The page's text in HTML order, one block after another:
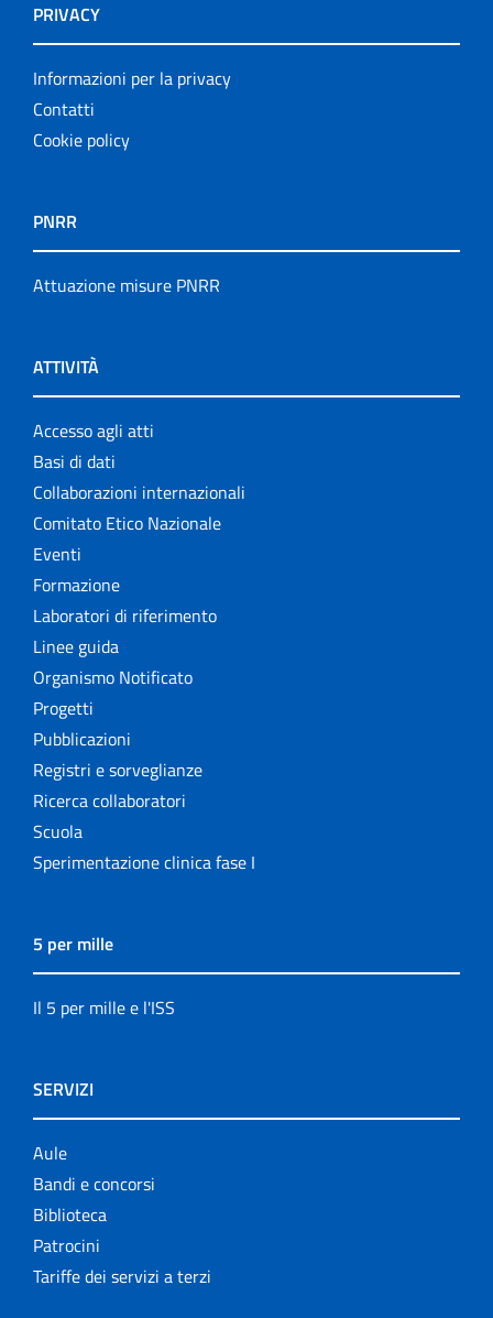
PRIVACY
Informazioni per la privacy
Contatti
Cookie policy
PNRR
Attuazione misure PNRR
ATTIVITÀ
Accesso agli atti
Basi di dati
Collaborazioni internazionali
Comitato Etico Nazionale
Eventi
Formazione
Laboratori di riferimento
Linee guida
Organismo Notificato
Progetti
Pubblicazioni
Registri e sorveglianze
Ricerca collaboratori
Scuola
Sperimentazione clinica fase I
5 per mille
Il 5 per mille e l'ISS
SERVIZI
Aule
Bandi e concorsi
Biblioteca
Patrocini
Tariffe dei servizi a terzi